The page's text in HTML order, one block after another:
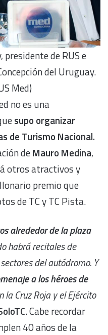
presidente de RUS e
del Uruguay.
Med)
no es una
supo organizar
de Turismo Nacional.
deMauro Medina,
otros atractivos y
premio que
de TC y TC Pista.
alrededor de la plaza
habrá recitales de
del autódromo. Y
a los héroes de
la Cruz Roja y el Ejército
. Cabe recordar
40 años de la